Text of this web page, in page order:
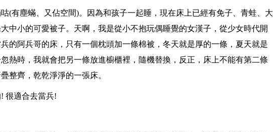
(有塵蟎、又佔空間)。因為和孩子一起睡，現在床上已經有免子、青蛙、大
中小的可愛被子。天啊，我是從小不抱玩偶睡覺的女漢子，從少女時代開
的阿兵哥的床，只有一個枕頭加一條棉被，冬天就是厚的一條，夏天就是
熱時，我就會把另一條放進櫥櫃裡，隨機替換，反正，床上不能有第二條
整齊，乾乾淨淨的一張床。
很適合去當兵!